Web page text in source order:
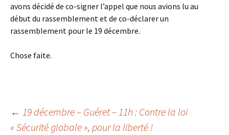
avons décidé de co-signer l’appel que nous avions lu au
début du rassemblement et de co-déclarer un
rassemblement pour le 19 décembre.
Chose faite.
Navigation
← 19 décembre – Guéret – 11h : Contre la loi
« Sécurité globale », pour la liberté !